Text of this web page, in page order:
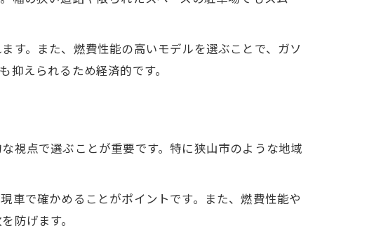
介
簿
重要
する方法
す。また、燃費性能の高いモデルを選ぶことで、ガソ
えられるため経済的です。
視点で選ぶことが重要です。特に狭山市のような地域
車で確かめることがポイントです。また、燃費性能や
防げます。